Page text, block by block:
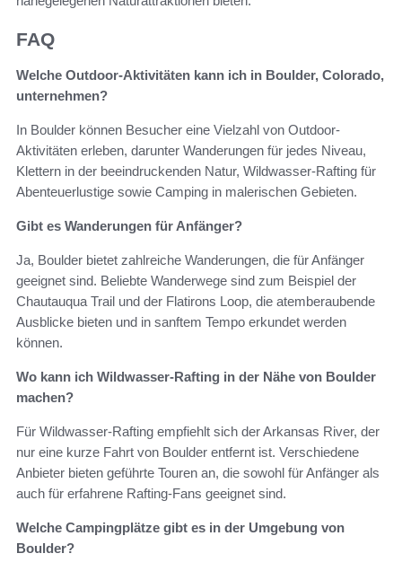
FAQ
Welche Outdoor-Aktivitäten kann ich in Boulder, Colorado,
unternehmen?
In Boulder können Besucher eine Vielzahl von Outdoor-
Aktivitäten erleben, darunter Wanderungen für jedes Niveau,
Klettern in der beeindruckenden Natur, Wildwasser-Rafting für
Abenteuerlustige sowie Camping in malerischen Gebieten.
Gibt es Wanderungen für Anfänger?
Ja, Boulder bietet zahlreiche Wanderungen, die für Anfänger
geeignet sind. Beliebte Wanderwege sind zum Beispiel der
Chautauqua Trail und der Flatirons Loop, die atemberaubende
Ausblicke bieten und in sanftem Tempo erkundet werden
können.
Wo kann ich Wildwasser-Rafting in der Nähe von Boulder
machen?
Für Wildwasser-Rafting empfiehlt sich der Arkansas River, der
nur eine kurze Fahrt von Boulder entfernt ist. Verschiedene
Anbieter bieten geführte Touren an, die sowohl für Anfänger als
auch für erfahrene Rafting-Fans geeignet sind.
Welche Campingplätze gibt es in der Umgebung von
Boulder?